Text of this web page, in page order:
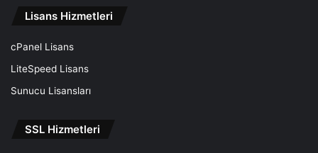
Lisans Hizmetleri
cPanel Lisans
LiteSpeed Lisans
Sunucu Lisansları
SSL Hizmetleri